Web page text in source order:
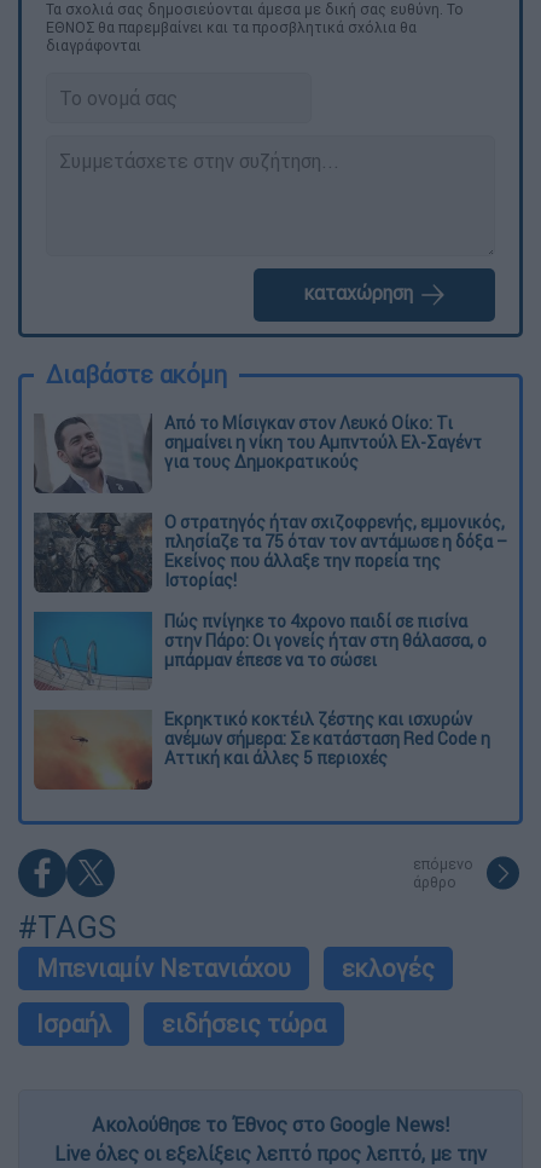
Τα σχολιά σας δημοσιεύονται άμεσα με δική σας ευθύνη. Το
ΕΘΝΟΣ θα παρεμβαίνει και τα προσβλητικά σχόλια θα
διαγράφονται
καταχώρηση
Διαβάστε ακόμη
Από το Μίσιγκαν στον Λευκό Οίκο: Τι
σημαίνει η νίκη του Αμπντούλ Ελ-Σαγέντ
για τους Δημοκρατικούς
O στρατηγός ήταν σχιζοφρενής, εμμονικός,
πλησίαζε τα 75 όταν τον αντάμωσε η δόξα –
Εκείνος που άλλαξε την πορεία της
Ιστορίας!
Πώς πνίγηκε το 4χρονο παιδί σε πισίνα
στην Πάρο: Οι γονείς ήταν στη θάλασσα, ο
μπάρμαν έπεσε να το σώσει
Εκρηκτικό κοκτέιλ ζέστης και ισχυρών
ανέμων σήμερα: Σε κατάσταση Red Code η
Αττική και άλλες 5 περιοχές
επόμενο
άρθρο
#TAGS
Μπενιαμίν Νετανιάχου
εκλογές
Ισραήλ
ειδήσεις τώρα
Ακολούθησε το Έθνος στο Google News!
Live όλες οι εξελίξεις λεπτό προς λεπτό, με την